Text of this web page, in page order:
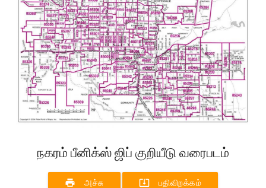
நகரம் பீனிக்ஸ் ஜிப் குறியீடு வரைபடம்
print அச்சு system_update_alt பதிவிறக்கம்